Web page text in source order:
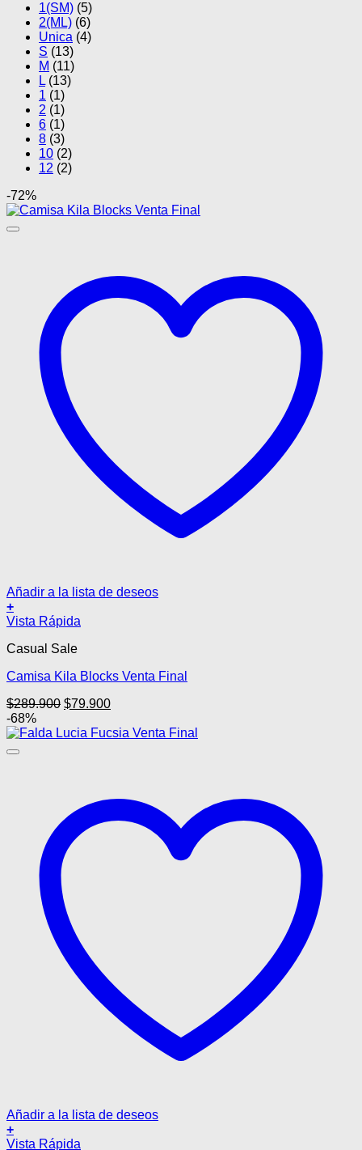
1(SM) (5)
2(ML) (6)
Unica (4)
S (13)
M (11)
L (13)
1 (1)
2 (1)
6 (1)
8 (3)
10 (2)
12 (2)
-72%
Añadir a la lista de deseos
+
Este
tiene
variantes.
opciones
se
pueden
elegir
Vista Rápida
Casual Sale
Camisa Kila Blocks Venta Final
$289.900 El
original
$79.900El
actual
-68%
Añadir a la lista de deseos
+
Este
Vista Rápida